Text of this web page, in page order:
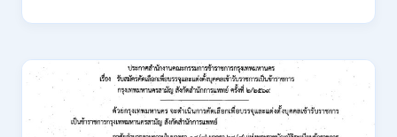
อุตสาหกรรม
ประเทศไทย
(กนอ.)
เปิด
รับ
สมัคร